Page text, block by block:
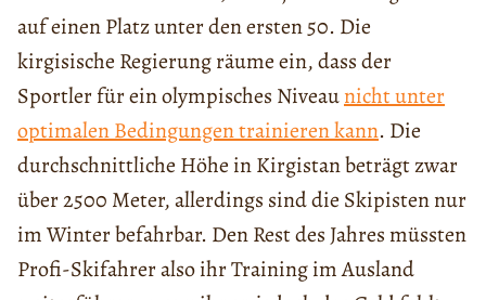
auf einen Platz unter den ersten 50. Die
kirgisische Regierung räume ein, dass der
Sportler für ein olympisches Niveaunicht unter
optimalen Bedingungen trainieren kann. Die
durchschnittliche Höhe in Kirgistan beträgt zwar
über 2500 Meter, allerdings sind die Skipisten nur
im Winter befahrbar. Den Rest des Jahres müssten
Profi-Skifahrer also ihr Training im Ausland